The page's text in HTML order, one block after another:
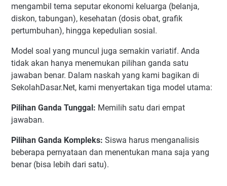
mengambil tema seputar ekonomi keluarga (belanja,
diskon, tabungan), kesehatan (dosis obat, grafik
pertumbuhan), hingga kepedulian sosial.
Model soal yang muncul juga semakin variatif. Anda
tidak akan hanya menemukan pilihan ganda satu
jawaban benar. Dalam naskah yang kami bagikan di
SekolahDasar.Net, kami menyertakan tiga model utama:
Pilihan Ganda Tunggal: Memilih satu dari empat
jawaban.
Pilihan Ganda Kompleks: Siswa harus menganalisis
beberapa pernyataan dan menentukan mana saja yang
benar (bisa lebih dari satu).